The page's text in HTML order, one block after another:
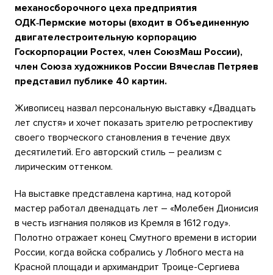
механосборочного цеха предприятия
ОДК‑Пермские моторы (входит в Объединенную
двигателестроительную корпорацию
Госкорпорации Ростех, член СоюзМаш России),
член Союза художников России Вячеслав Петряев
представил публике 40 картин.
Живописец назвал персональную выставку «Двадцать
лет спустя» и хочет показать зрителю ретроспективу
своего творческого становления в течение двух
десятилетий. Его авторский стиль – реализм с
лирическим оттенком.
На выставке представлена картина, над которой
мастер работал двенадцать лет – «Молебен Дионисия
в честь изгнания поляков из Кремля в 1612 году».
Полотно отражает конец Смутного времени в истории
России, когда войска собрались у Лобного места на
Красной площади и архимандрит Троице-Сергиева